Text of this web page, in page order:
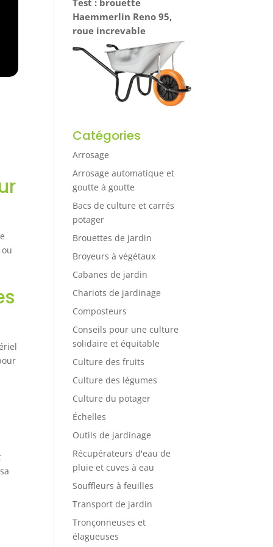
Haemmerlin Reno 95,
roue increvable
Catégories
Arrosage
Arrosage automatique et
goutte à goutte
Bacs de culture et carrés
potager
Brouettes de jardin
Broyeurs à végétaux
Cabanes de jardin
Chariots de jardinage
Composteurs
Conseils pour une culture
solidaire et équitable
Culture des fruits
Culture des légumes
Culture du potager
Échelles
Outils de jardinage
Récupérateurs d'eau de
pluie et cuves à eau
Souffleurs à feuilles
Transport de jardin
Tronçonneuses et
élagueuses